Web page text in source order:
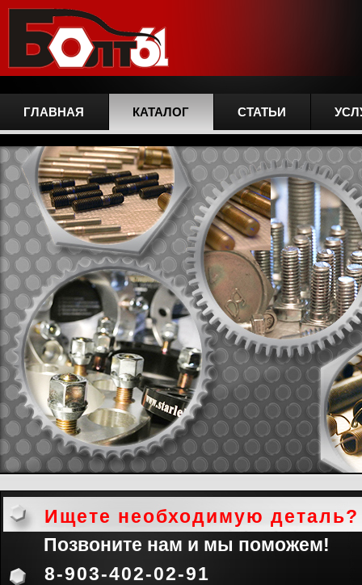
ГЛАВНАЯ КАТАЛОГ СТАТЬИ
Ищете необходимую деталь?
Позвоните нам и мы поможем!
8-903-402-02-91